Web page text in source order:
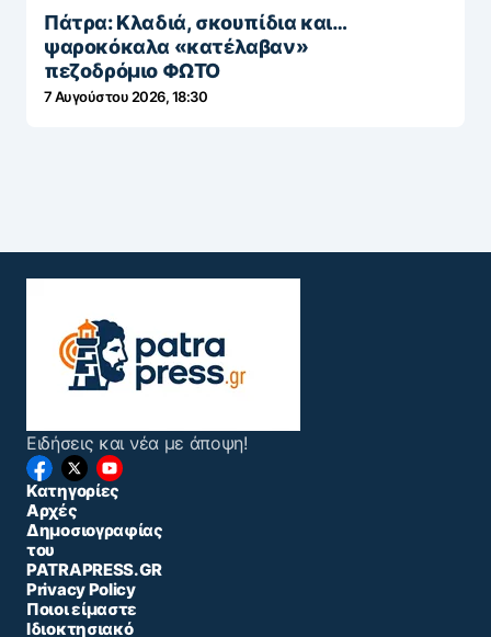
Πάτρα: Κλαδιά, σκουπίδια και…
ψαροκόκαλα «κατέλαβαν»
πεζοδρόμιο ΦΩΤΟ
7 Αυγούστου 2026, 18:30
Ειδήσεις και νέα με άποψη!
Κατηγορίες
Αρχές
Δημοσιογραφίας
του
PATRAPRESS.GR
Privacy Policy
Ποιοι είμαστε
Ιδιοκτησιακό